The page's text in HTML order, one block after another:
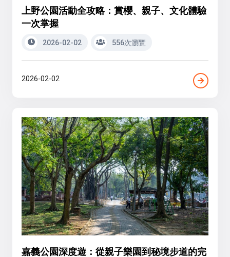
上野公園活動全攻略：賞櫻、親子、文化體驗
一次掌握
2026-02-02 556次瀏覽
2026-02-02
嘉義公園深度遊：從親子樂園到秘境步道的完